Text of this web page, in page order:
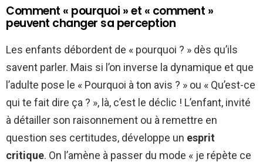
Comment « pourquoi » et « comment »
peuvent changer sa perception
Les enfants débordent de « pourquoi ? » dès qu’ils
savent parler. Mais si l’on inverse la dynamique et que
l’adulte pose le « Pourquoi à ton avis ? » ou « Qu’est-ce
qui te fait dire ça ? », là, c’est le déclic ! L’enfant, invité
à détailler son raisonnement ou à remettre en
question ses certitudes, développe un esprit
critique. On l’amène à passer du mode « je répète ce